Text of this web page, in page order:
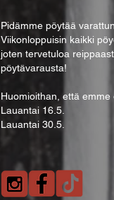
Pidämme pöytää
Viikonloppuisin kaikki
joten tervetuloa
pöytävarausta!
Huomioithan, että
Lauantai 16.5.
Lauantai 30.5.